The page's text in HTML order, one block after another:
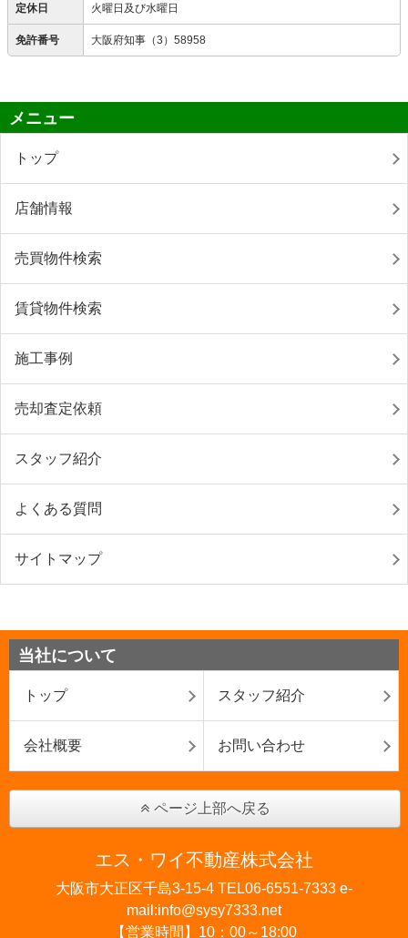
定休日 火曜日及び水曜日
免許番号 大阪府知事（3）58958
メニュー
トップ
店舗情報
売買物件検索
賃貸物件検索
施工事例
売却査定依頼
スタッフ紹介
よくある質問
サイトマップ
当社について
トップ スタッフ紹介
会社概要 お問い合わせ
ページ上部へ戻る
エス・ワイ不動産株式会社
大阪市大正区千島3-15-4 TEL06-6551-7333 e-
mail:info@sysy7333.net
【営業時間】10：00～18:00